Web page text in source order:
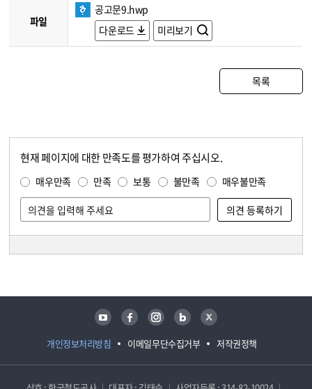
파일
공고문9.hwp
다운로드
미리보기
목록
현재 페이지에 대한 만족도를 평가하여 주십시오.
매우만족 만족 보통 불만족 매우불만족
개인정보처리방침 이메일무단수집거부 저작권정책
유튜브 페이스북 인스타그램 블로그 트위터